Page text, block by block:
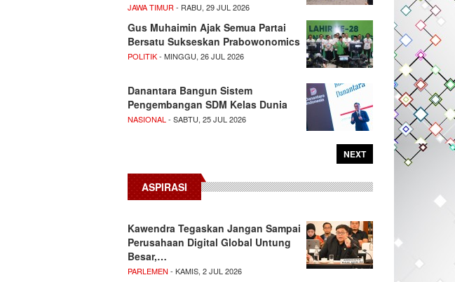
JAWA TIMUR - RABU, 29 JUL 2026
Gus Muhaimin Ajak Semua Partai
Bersatu Sukseskan Prabowonomics
POLITIK- MINGGU, 26 JUL 2026
Danantara Bangun Sistem
Pengembangan SDM Kelas Dunia
NASIONAL - SABTU, 25 JUL 2026
NEXT
ASPIRASI
Kawendra Tegaskan Jangan Sampai
Perusahaan Digital Global Untung
Besar,…
PARLEMEN - KAMIS, 2 JUL 2026